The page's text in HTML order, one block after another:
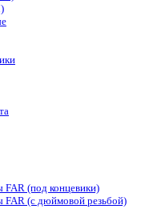
FAR (под концевики)
FAR (с дюймовой резьбой)